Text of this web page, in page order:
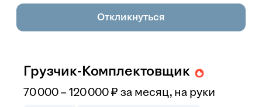
Откликнуться
Грузчик-Комплектовщик
70 000–120 000₽ за месяц, на руки